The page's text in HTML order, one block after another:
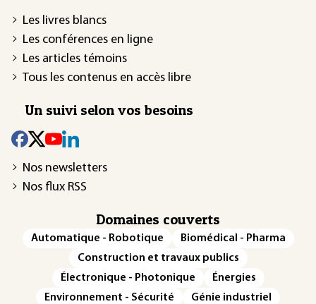
Les livres blancs
Les conférences en ligne
Les articles témoins
Tous les contenus en accès libre
Un suivi selon vos besoins
Nos newsletters
Nos flux RSS
Domaines couverts
Automatique - Robotique
Biomédical - Pharma
Construction et travaux publics
Électronique - Photonique
Énergies
Environnement - Sécurité
Génie industriel